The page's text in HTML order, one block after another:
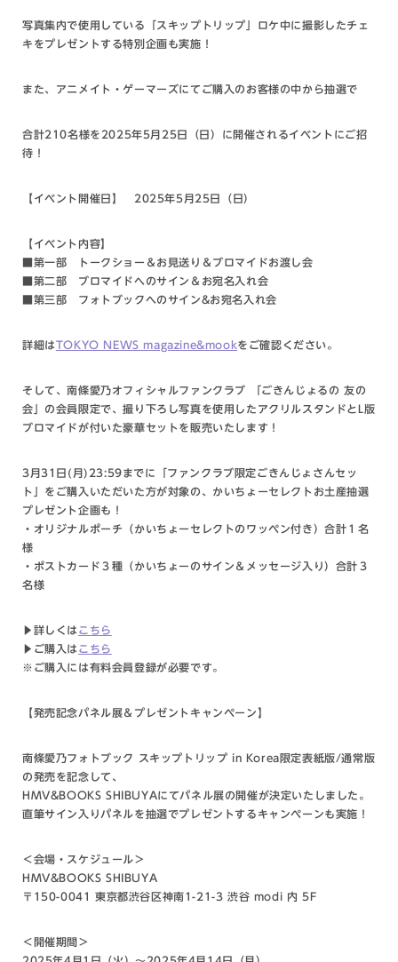
写真集内で使用している「スキップトリップ」ロケ中に撮影したチェ
キをプレゼントする特別企画も実施！
また、アニメイト・ゲーマーズにてご購入のお客様の中から抽選で
合計210名様を2025年5月25日（日）に開催されるイベントにご招
待！
【イベント開催日】 2025年5月25日（日）
【イベント内容】
■第一部 トークショー＆お見送り＆ブロマイドお渡し会
■第二部 ブロマイドへのサイン＆お宛名入れ会
■第三部 フォトブックへのサイン&お宛名入れ会
詳細はTOKYO NEWS magazine&mookをご確認ください。
そして、南條愛乃オフィシャルファンクラブ 「ごきんじょるの 友の
会」の会員限定で、撮り下ろし写真を使用したアクリルスタンドとL版
ブロマイドが付いた豪華セットを販売いたします！
3月31日(月)23:59までに「ファンクラブ限定ごきんじょさんセッ
ト」をご購入いただいた方が対象の、かいちょーセレクトお土産抽選
プレゼント企画も！
・オリジナルポーチ（かいちょーセレクトのワッペン付き）合計１名
様
・ポストカード３種（かいちょーのサイン＆メッセージ入り）合計３
名様
▶︎詳しくは こちら
▶︎ご購入は こちら
※ご購入には有料会員登録が必要です。
【発売記念パネル展＆プレゼントキャンペーン】
南條愛乃フォトブック スキップトリップ in Korea限定表紙版/通常版
の発売を記念して、
HMV&BOOKS SHIBUYAにてパネル展の開催が決定いたしました。
直筆サイン入りパネルを抽選でプレゼントするキャンペーンも実施！
＜会場・スケジュール＞
HMV&BOOKS SHIBUYA
〒150-0041 東京都渋谷区神南1-21-3 渋谷 modi 内 5F
＜開催期間＞